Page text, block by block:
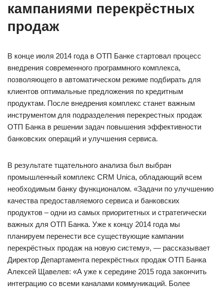
кампаниями перекрёстных
продаж
В конце июля 2014 года в ОТП Банке стартовал процесс
внедрения современного программного комплекса,
позволяющего в автоматическом режиме подбирать для
клиентов оптимальные предложения по кредитным
продуктам. После внедрения комплекс станет важным
инструментом для подразделения перекрестных продаж
ОТП Банка в решении задач повышения эффективности
банковских операций и улучшения сервиса.
В результате тщательного анализа был выбран
промышленный комплекс CRM Unica, обладающий всем
необходимым банку функционалом. «Задачи по улучшению
качества предоставляемого сервиса и банковских
продуктов – одни из самых приоритетных и стратегически
важных для ОТП Банка. Уже к концу 2014 года мы
планируем перенести все существующие кампании
перекрёстных продаж на новую систему», — рассказывает
Директор Департамента перекрёстных продаж ОТП Банка
Алексей Щавелев: «А уже к середине 2015 года закончить
интеграцию со всеми каналами коммуникаций. Более